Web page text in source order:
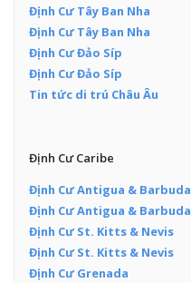
Định Cư Tây Ban Nha
Định Cư Tây Ban Nha
Định Cư Đảo Síp
Định Cư Đảo Síp
Tin tức di trú Châu Âu
Định Cư Caribe
Định Cư Antigua & Barbuda
Định Cư Antigua & Barbuda
Định Cư St. Kitts & Nevis
Định Cư St. Kitts & Nevis
Định Cư Grenada